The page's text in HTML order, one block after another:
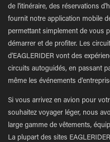
de l'itinéraire, des réservations
fournit notre application mobile
permettant simplement de vous
démarrer et de profiter. Les
d'EAGLERIDER vont des
circuits autoguidés, en passant
même les événements
Si vous arrivez en avion pour
souhaitez voyager léger, nous
large gamme de vêtements,
La plupart des sites